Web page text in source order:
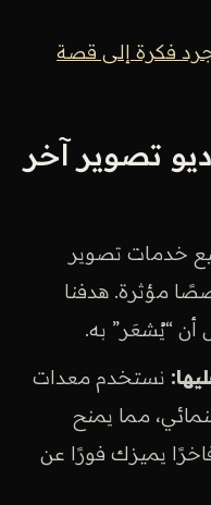
فكرة إلى قصة
تصوير آخر
خدمات تصوير
مؤثرة. هدفنا
“يُشعَر” به.
نستخدم معدات
مما يمنح
يميزك فورًا عن